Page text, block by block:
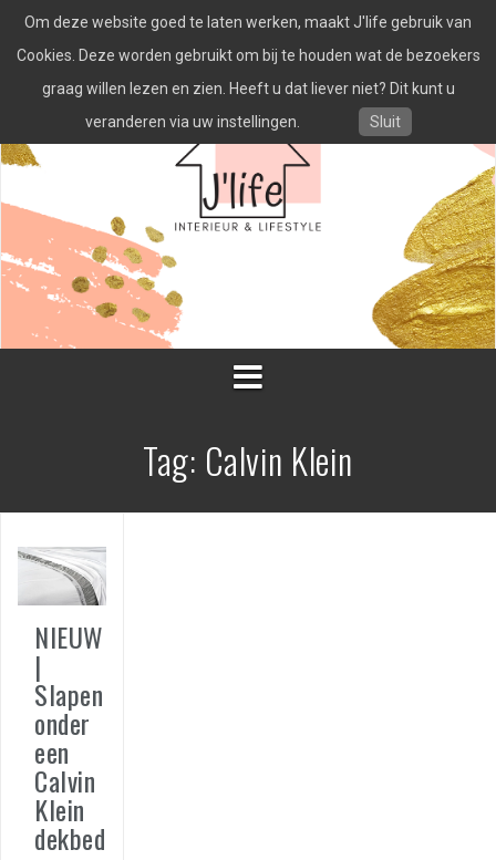
naar
inhoud
Tag: Calvin Klein
NIEUW
|
Slapen
onder
een
Calvin
Klein
dekbed
Om deze website goed te laten werken, maakt J'life gebruik van
Cookies. Deze worden gebruikt om bij te houden wat de bezoekers
graag willen lezen en zien. Heeft u dat liever niet? Dit kunt u
veranderen via uw instellingen.
Sluit